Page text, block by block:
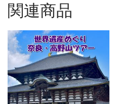
関連商品